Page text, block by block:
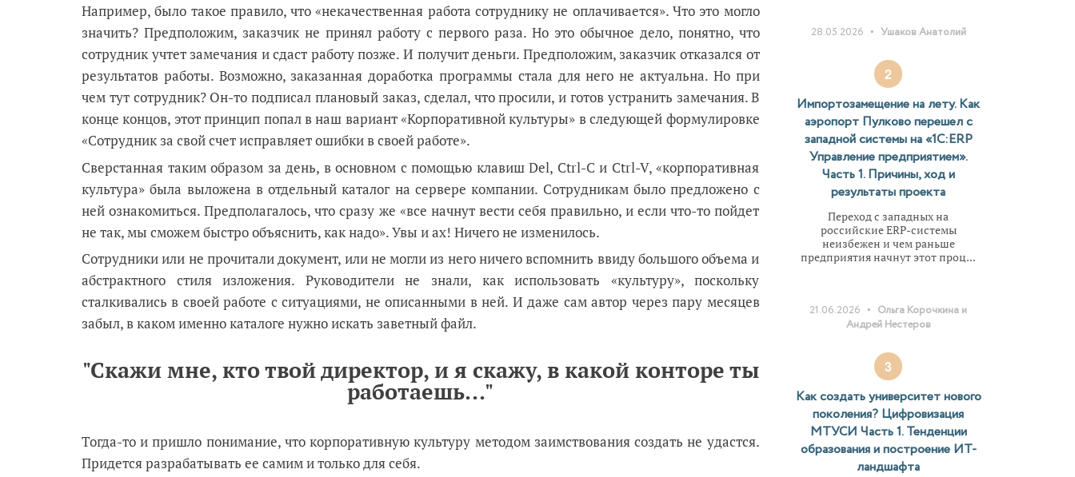
Например, было такое правило, что «некачественная работа сотруднику не оплачивается». Что это могло
значить? Предположим, заказчик не принял работу с первого раза. Но это обычное дело, понятно, что
сотрудник учтет замечания и сдаст работу позже. И получит деньги. Предположим, заказчик отказался от
результатов работы. Возможно, заказанная доработка программы стала для него не актуальна. Но при
чем тут сотрудник? Он-то подписал плановый заказ, сделал, что просили, и готов устранить замечания. В
конце концов, этот принцип попал в наш вариант «Корпоративной культуры» в следующей формулировке
«Сотрудник за свой счет исправляет ошибки в своей работе».
Сверстанная таким образом за день, в основном с помощью клавиш Del, Ctrl-С и Ctrl-V, «корпоративная
культура» была выложена в отдельный каталог на сервере компании. Сотрудникам было предложено с
ней ознакомиться. Предполагалось, что сразу же «все начнут вести себя правильно, и если что-то пойдет
не так, мы сможем быстро объяснить, как надо». Увы и ах! Ничего не изменилось.
Сотрудники или не прочитали документ, или не могли из него ничего вспомнить ввиду большого объема и
абстрактного стиля изложения. Руководители не знали, как использовать «культуру», поскольку
сталкивались в своей работе с ситуациями, не описанными в ней. И даже сам автор через пару месяцев
забыл, в каком именно каталоге нужно искать заветный файл.
"Скажи мне, кто твой директор, и я скажу, в какой конторе ты
работаешь..."
Тогда-то и пришло понимание, что корпоративную культуру методом заимствования создать не удастся.
Придется разрабатывать ее самим и только для себя.
28.05.2026 • Ушаков Анатолий
2
Импортозамещение на лету. Как
аэропорт Пулково перешел с
западной системы на «1С:ERP
Управление предприятием».
Часть 1. Причины, ход и
результаты проекта
Переход с западных на
российские ERP-системы
неизбежен и чем раньше
предприятия начнут этот проц...
21.06.2026 • Ольга Корочкина и
Андрей Нестеров
3
Как создать университет нового
поколения? Цифровизация
МТУСИ Часть 1. Тенденции
образования и построение ИТ-
ландшафта